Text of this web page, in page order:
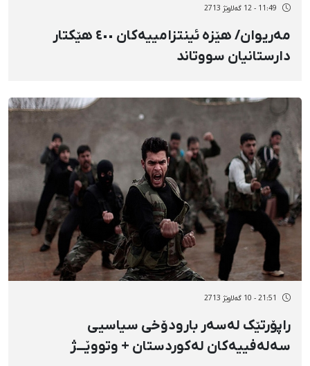
11:49 - 12 گەلاوێژ 2713
مەریوان/ هێزە ئینتزامییەکان ٤٠٠ هێکتار
دارستانیان سووتاند
21:51 - 10 گەلاوێژ 2713
راپۆرتێک لەسەر بارودۆخی سیاسیی
سەلەفییەکان لەکوردستان + وتووێـــژ